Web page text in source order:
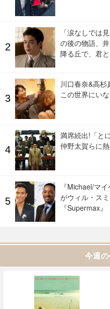
「涙なしでは
の後の物語、
降る丘で、君
川口春奈&高
この世界にい
満席続出!「と
仲野太賀らに
『Michael/マ
がウィル・ス
『Supermax』
今週